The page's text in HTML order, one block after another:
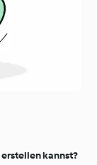
erstellen kannst?